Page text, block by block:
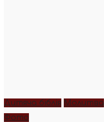
Дитяча біблія Молитва
Фото